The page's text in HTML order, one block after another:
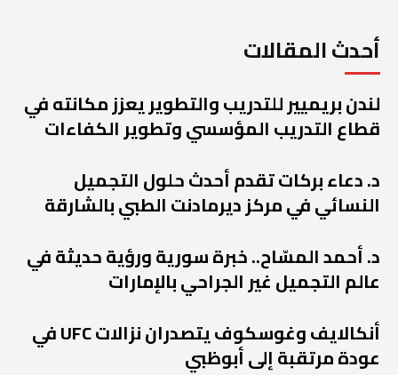
أحدث المقالات
لندن بريميير للتدريب والتطوير يعزز مكانته في
قطاع التدريب المؤسسي وتطوير الكفاءات
د. دعاء بركات تقدم أحدث حلول التجميل
النسائي في مركز ديرمادنت الطبي بالشارقة
د. أحمد المسّاح.. خبرة سورية ورؤية حديثة في
عالم التجميل غير الجراحي بالإمارات
أنكالايف وغوسكوف يتصدران نزالات UFC في
عودة مرتقبة إلى أبوظبي